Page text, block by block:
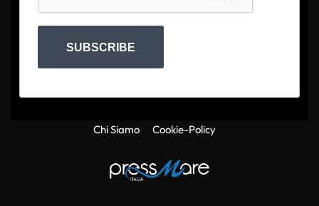
SUBSCRIBE
Chi Siamo Cookie-Policy